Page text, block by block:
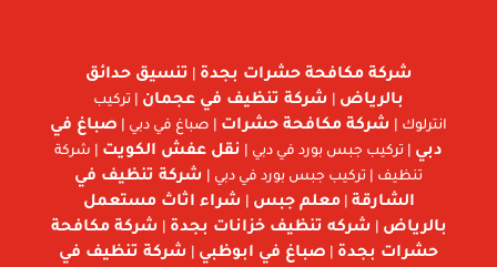
شركة مكافحة حشرات بجدة
تنسيق حدائق
بالرياض
شركة تنظيف في عجمان | تركيب
انترلوك |
شركة مكافحة حشرات | صباغ في دبي | صباغ في
دبي | تركيب جبس بورد في دبي | نقل عفش الكويت | شركة
تنظيف | تركيب جبس بورد في دبي |
شركة تنظيف في
الشارقة |معلم جبس
شراء اثاث مستعمل
بالرياض
شركه تنظيف خزانات بجدة
شركة مكافحة
حشرات بجدة
صباغ في ابوظبي شركة تنظيف في